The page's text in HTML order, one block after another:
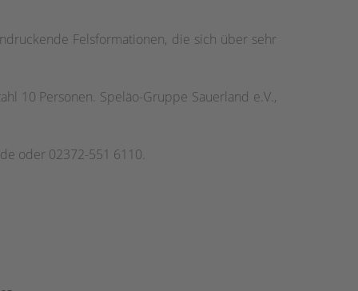
Felsformationen, die sich über sehr
10 Personen. Speläo-Gruppe Sauerland e.V.,
oder 02372-551 6110.